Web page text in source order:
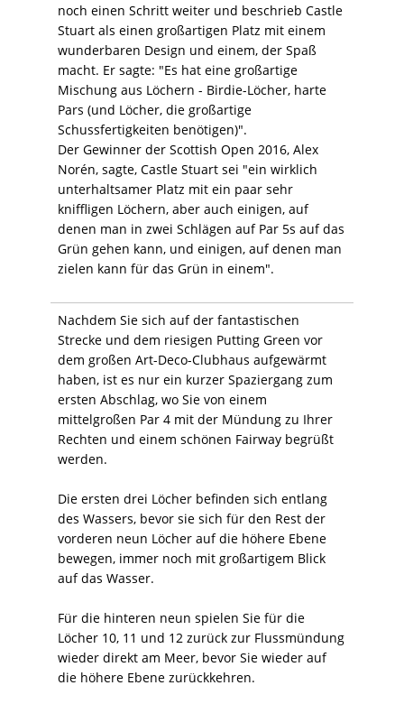
noch einen Schritt weiter und beschrieb Castle
Stuart als einen großartigen Platz mit einem
wunderbaren Design und einem, der Spaß
macht. Er sagte: "Es hat eine großartige
Mischung aus Löchern - Birdie-Löcher, harte
Pars (und Löcher, die großartige
Schussfertigkeiten benötigen)".
Der Gewinner der Scottish Open 2016, Alex
Norén, sagte, Castle Stuart sei "ein wirklich
unterhaltsamer Platz mit ein paar sehr
kniffligen Löchern, aber auch einigen, auf
denen man in zwei Schlägen auf Par 5s auf das
Grün gehen kann, und einigen, auf denen man
zielen kann für das Grün in einem".
Nachdem Sie sich auf der fantastischen
Strecke und dem riesigen Putting Green vor
dem großen Art-Deco-Clubhaus aufgewärmt
haben, ist es nur ein kurzer Spaziergang zum
ersten Abschlag, wo Sie von einem
mittelgroßen Par 4 mit der Mündung zu Ihrer
Rechten und einem schönen Fairway begrüßt
werden.
Die ersten drei Löcher befinden sich entlang
des Wassers, bevor sie sich für den Rest der
vorderen neun Löcher auf die höhere Ebene
bewegen, immer noch mit großartigem Blick
auf das Wasser.
Für die hinteren neun spielen Sie für die
Löcher 10, 11 und 12 zurück zur Flussmündung
wieder direkt am Meer, bevor Sie wieder auf
die höhere Ebene zurückkehren.